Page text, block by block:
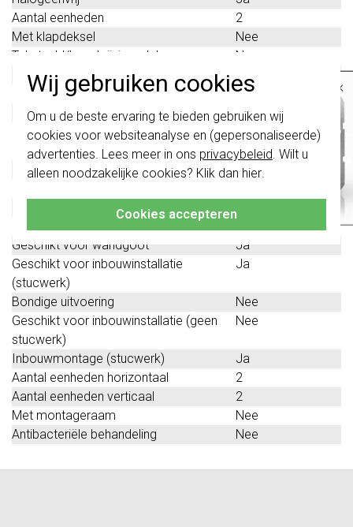
Wij gebruiken cookies
Om u de beste ervaring te bieden gebruiken wij
cookies voor websiteanalyse en (gepersonaliseerde)
advertenties. Lees meer in ons privacybeleid . Wilt u
alleen noodzakelijke cookies? Klik dan hier
Cookies accepteren
Aantal eenheden
2
Met klapdeksel
Nee
Tekstveld/beschrijvingsvlak
Nee
Materiaalkwaliteit
Materiaal
Kunststof
Bevestigingswijze
Klembevestiging
Montagerichting
Horizontaal en
verticaal
RAL-nummer (vergelijkbaar)
9010
Geschikt voor vloerpot
Geschikt voor wandgoot
Ja
Geschikt voor inbouwinstallatie
(stucwerk)
Ja
Bondige uitvoering
Nee
Geschikt voor inbouwinstallatie (geen
stucwerk)
Nee
Inbouwmontage (stucwerk)
Ja
Aantal eenheden horizontaal
2
Aantal eenheden verticaal
2
Met montageraam
Nee
Antibacteriële behandeling
Nee
×
schakelwippen zijn vernieuwd. Ze zijn
niette combineren met de schakelaars
van vóór augustus 2024.
Klik hiervoor meer informatie, zodat je